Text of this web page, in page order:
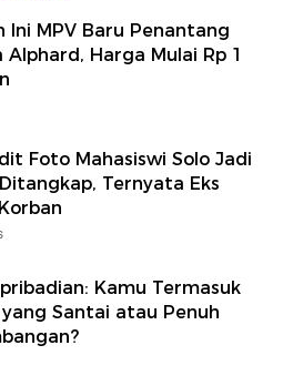
Ini MPV Baru Penantang
Alphard, Harga Mulai Rp 1
Foto Mahasiswi Solo Jadi
Ternyata Eks
Kamu Termasuk
Santai atau Penuh